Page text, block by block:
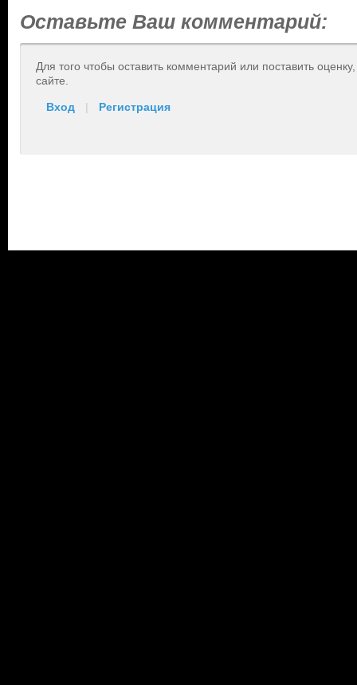
Оставьте Ваш комментарий:
Для того чтобы оставить комментарий или поставить
сайте.
Вход | Регистрация